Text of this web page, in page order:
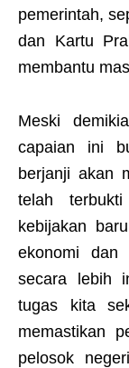
pemerintah,
dan Kartu
membantu
Meski
capaian ini
berjanji akan
telah
kebijakan
ekonomi dan
secara lebih
tugas kita
memastikan
pelosok